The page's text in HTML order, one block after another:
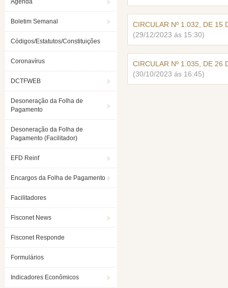
Agenda
Boletim Semanal
Códigos/Estatutos/Constituições
Coronavírus
DCTFWEB
Desoneração da Folha de
Pagamento
Desoneração da Folha de
Pagamento (Facilitador)
EFD Reinf
Encargos da Folha de Pagamento
Facilitadores
Fisconet News
Fisconet Responde
Formulários
Indicadores Econômicos
CIRCULAR Nº 1.032, DE 15
(29/12/2023 ás 15:30)
CIRCULAR Nº 1.035, DE 26
(30/10/2023 ás 16:45)